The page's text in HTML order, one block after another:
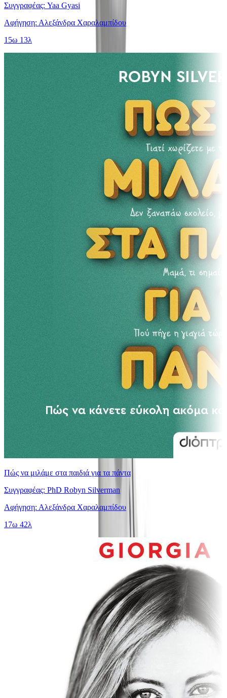
Συγγραφέας: Yaa Gyasi
Αφήγηση: Αλεξάνδρα Χαραλαμπίδου
15ω 13λ
Πώς να μιλάμε στα παιδιά για τα πάντα
Συγγραφέας: PhD Robyn Silverman
Αφήγηση: Αλεξάνδρα Χαραλαμπίδου
17ω 42λ